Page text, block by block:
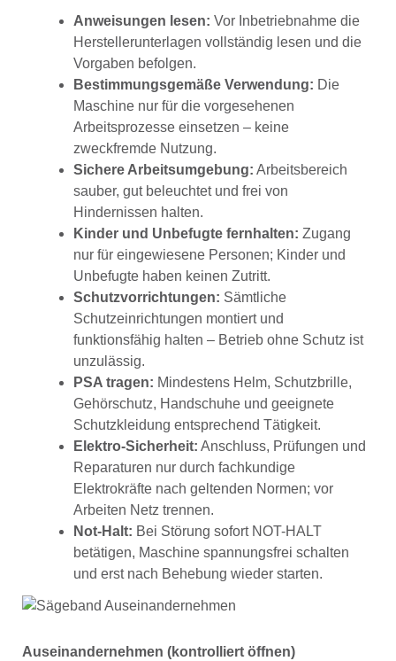
Anweisungen lesen: Vor Inbetriebnahme die
Herstellerunterlagen vollständig lesen und die
Vorgaben befolgen.
Bestimmungsgemäße Verwendung: Die
Maschine nur für die vorgesehenen
Arbeitsprozesse einsetzen – keine
zweckfremde Nutzung.
Sichere Arbeitsumgebung: Arbeitsbereich
sauber, gut beleuchtet und frei von
Hindernissen halten.
Kinder und Unbefugte fernhalten: Zugang
nur für eingewiesene Personen; Kinder und
Unbefugte haben keinen Zutritt.
Schutzvorrichtungen: Sämtliche
Schutzeinrichtungen montiert und
funktionsfähig halten – Betrieb ohne Schutz ist
unzulässig.
PSA tragen: Mindestens Helm, Schutzbrille,
Gehörschutz, Handschuhe und geeignete
Schutzkleidung entsprechend Tätigkeit.
Elektro-Sicherheit: Anschluss, Prüfungen und
Reparaturen nur durch fachkundige
Elektrokräfte nach geltenden Normen; vor
Arbeiten Netz trennen.
Not-Halt: Bei Störung sofort NOT-HALT
betätigen, Maschine spannungsfrei schalten
und erst nach Behebung wieder starten.
Auseinandernehmen (kontrolliert öffnen)